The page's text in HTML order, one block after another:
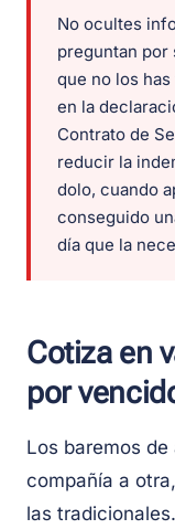
No ocultes
preguntan
que no los
en la
Contrato de
reducir la
dolo, cuando
conseguido
día que la
Cotiza en
por
Los baremos
compañía a
las